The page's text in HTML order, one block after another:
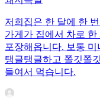
저희집은 한 달에 한
가게가 집에서 차로
포장해옵니다. 보통
탱글탱글하고 쫄깃쫄
들여서 먹습니다.